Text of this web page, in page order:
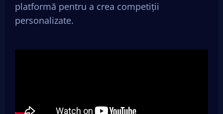
platformă pentru a crea competiții
personalizate.